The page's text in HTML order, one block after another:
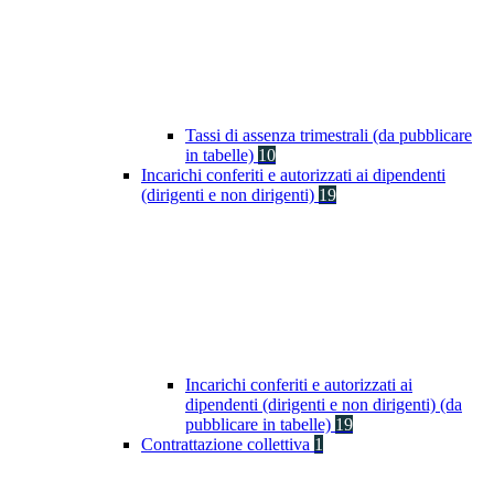
Tassi di assenza trimestrali (da pubblicare
in tabelle) 10
Incarichi conferiti e autorizzati ai dipendenti
(dirigenti e non dirigenti) 19
Incarichi conferiti e autorizzati ai
dipendenti (dirigenti e non dirigenti) (da
pubblicare in tabelle) 19
Contrattazione collettiva 1